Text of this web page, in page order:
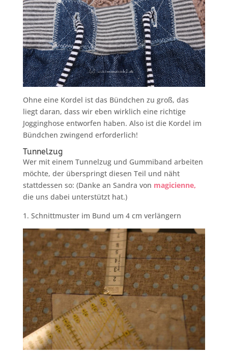
Ohne eine Kordel ist das Bündchen zu groß, das
liegt daran, dass wir eben wirklich eine richtige
Jogginghose entworfen haben. Also ist die Kordel im
Bündchen zwingend erforderlich!
Tunnelzug
Wer mit einem Tunnelzug und Gummiband arbeiten
möchte, der überspringt diesen Teil und näht
stattdessen so: (Danke an Sandra von magicienne,
die uns dabei unterstützt hat.)
1. Schnittmuster im Bund um 4 cm verlängern